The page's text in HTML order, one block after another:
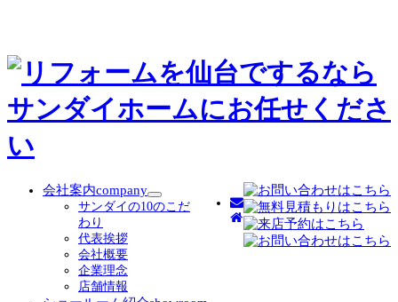
会社案内company
サ
を
サンダイの10のこだ
わり
代表挨拶
会社概要
企業理念
店舗情報